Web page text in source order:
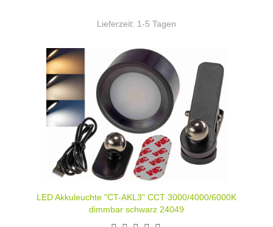
Lieferzeit: 1-5 Tagen
LED Akkuleuchte "CT-AKL3" CCT 3000/4000/6000K
dimmbar schwarz 24049